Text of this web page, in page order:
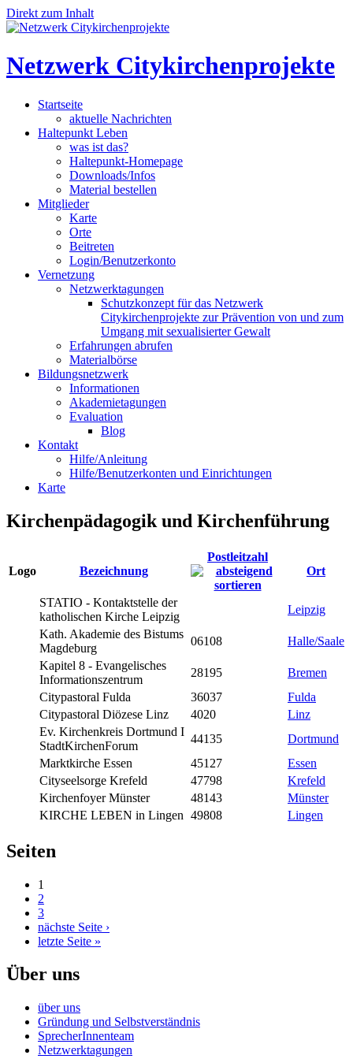
Direkt zum Inhalt
Netzwerk Citykirchenprojekte
Startseite
aktuelle Nachrichten
Haltepunkt Leben
was ist das?
Haltepunkt-Homepage
Downloads/Infos
Material bestellen
Mitglieder
Karte
Orte
Beitreten
Login/Benutzerkonto
Vernetzung
Netzwerktagungen
Schutzkonzept für das Netzwerk
Citykirchenprojekte zur Prävention von und zum
Umgang mit sexualisierter Gewalt
Erfahrungen abrufen
Materialbörse
Bildungsnetzwerk
Informationen
Akademietagungen
Evaluation
Blog
Kontakt
Hilfe/Anleitung
Hilfe/Benutzerkonten und Einrichtungen
Karte
Kirchenpädagogik und Kirchenführung
Logo Bezeichnung
Postleitzahl
Ort
STATIO - Kontaktstelle der
katholischen Kirche Leipzig
Leipzig
Kath. Akademie des Bistums
Magdeburg
06108
Halle/Saale
Kapitel 8 - Evangelisches
Informationszentrum
28195
Bremen
Citypastoral Fulda
36037
Fulda
Citypastoral Diözese Linz
4020
Linz
Ev. Kirchenkreis Dortmund I
StadtKirchenForum
44135
Dortmund
Marktkirche Essen
45127
Essen
Cityseelsorge Krefeld
47798
Krefeld
Kirchenfoyer Münster
48143
Münster
KIRCHE LEBEN in Lingen 49808 Lingen
Seiten
1
2
3
nächste Seite ›
letzte Seite »
Über uns
über uns
Gründung und Selbstverständnis
SprecherInnenteam
Netzwerktagungen